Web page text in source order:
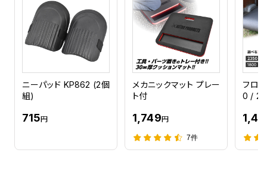
ニーパッド KP862 (2個
組)
715円
メカニックマット プレー
ト付
1,749円
7件
フロ
0 /